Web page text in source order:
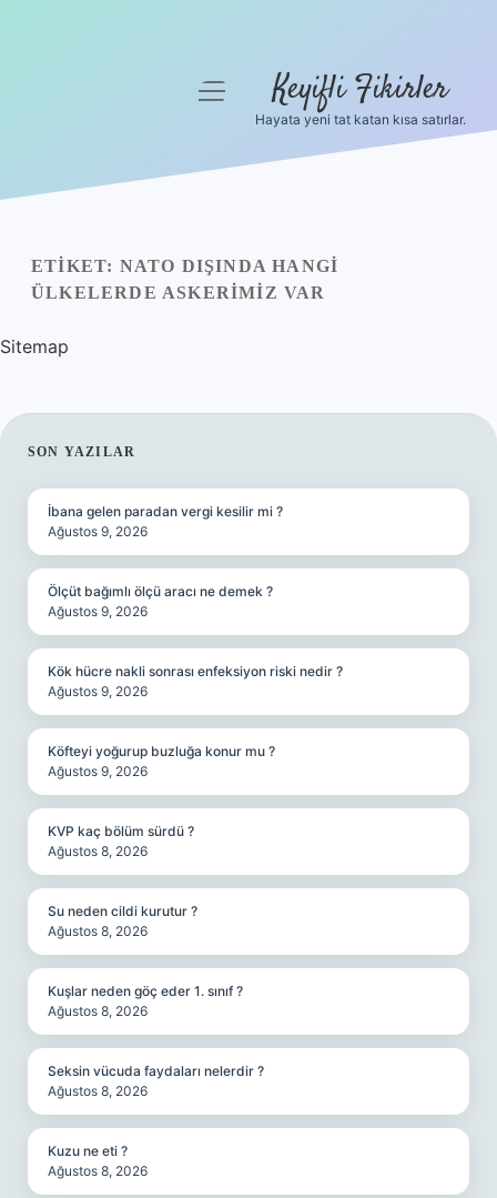
Yasal Uyarı
menüyü
Keyifli Fikirler
Hayata yeni tat katan kısa satırlar.
ETIKET: NATO DIŞINDA HANGI
ÜLKELERDE ASKERIMIZ VAR
Sitemap
SIDEBAR
SON YAZILAR
İbana gelen paradan vergi kesilir mi ?
Ağustos 9, 2026
Ölçüt bağımlı ölçü aracı ne demek ?
Ağustos 9, 2026
Kök hücre nakli sonrası enfeksiyon riski nedir ?
Ağustos 9, 2026
Köfteyi yoğurup buzluğa konur mu ?
Ağustos 9, 2026
KVP kaç bölüm sürdü ?
Ağustos 8, 2026
Su neden cildi kurutur ?
Ağustos 8, 2026
Kuşlar neden göç eder 1. sınıf ?
Ağustos 8, 2026
Seksin vücuda faydaları nelerdir ?
Ağustos 8, 2026
Kuzu ne eti ?
Ağustos 8, 2026